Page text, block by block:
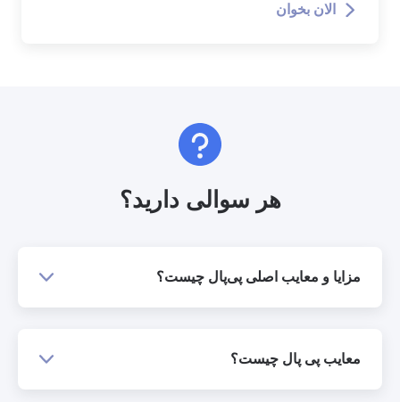
الان بخوان
هر سوالی دارید؟
مزایا و معایب اصلی پی‌پال چیست؟
معایب پی پال چیست؟